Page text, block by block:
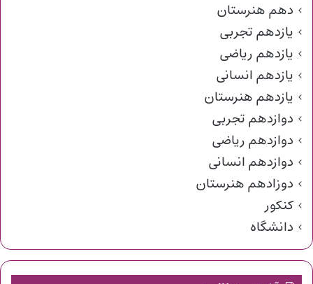
دهم هنرستان
یازدهم تجربی
یازدهم ریاضی
یازدهم انسانی
یازدهم هنرستان
دوازدهم تجربی
دوازدهم ریاضی
دوازدهم انسانی
دوزادهم هنرستان
کنکور
دانشگاه